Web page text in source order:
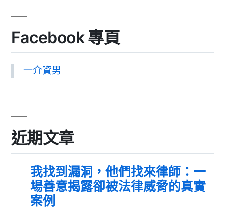
Facebook 專頁
一介資男
近期文章
我找到漏洞，他們找來律師：一
場善意揭露卻被法律威脅的真實
案例